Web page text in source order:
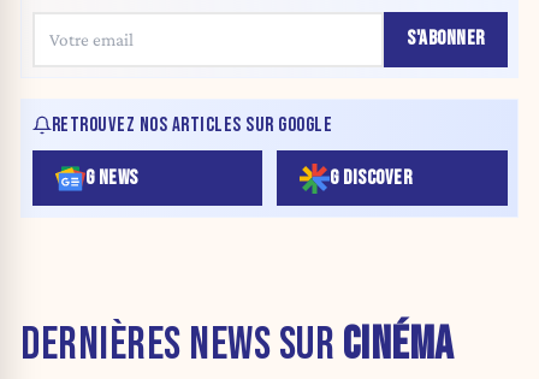
S'ABONNER
RETROUVEZ NOS ARTICLES SUR GOOGLE
G NEWS G DISCOVER
DERNIÈRES NEWS SUR CINÉMA